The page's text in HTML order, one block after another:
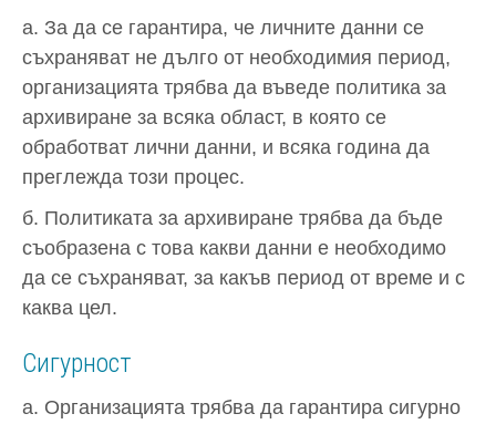
а. За да се гарантира, че личните данни се
съхраняват не дълго от необходимия период,
организацията трябва да въведе политика за
архивиране за всяка област, в която се
обработват лични данни, и всяка година да
преглежда този процес.
б. Политиката за архивиране трябва да бъде
съобразена с това какви данни е необходимо
да се съхраняват, за какъв период от време и с
каква цел.
Сигурност
а. Организацията трябва да гарантира сигурно